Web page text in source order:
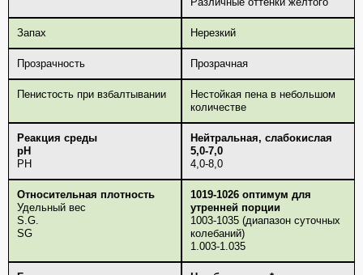
Запах Нерезкий
Прозрачность Прозрачная
Пенистость при взбалтывании
Нестойкая пена в небольшом
количестве
Реакция среды
рН
PH
Нейтральная, слабокислая
5,0-7,0
4,0-8,0
Относительная плотность
Удельный вес
S.G.
SG
1019-1026 оптимум для
утренней порции
1003-1035 (диапазон суточных
колебаний)
1.003-1.035